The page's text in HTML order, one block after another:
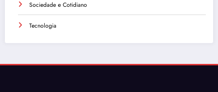
Sociedade e Cotidiano
Tecnologia